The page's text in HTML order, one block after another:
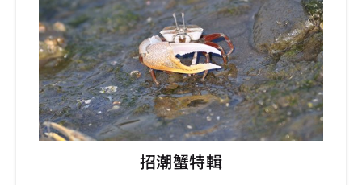
招潮蟹特輯